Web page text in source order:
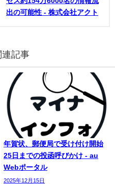
出の可能性 - 株式会社アクト
連記事
年賀状、郵便局で受け付け開始
25日までの投函呼びかけ - au
Webポータル
2025年12月15日